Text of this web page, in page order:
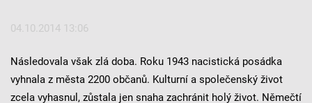
04.10.2014 13:06
Následovala však zlá doba. Roku 1943 nacistická posádka
vyhnala z města 2200 občanů. Kulturní a společenský život
zcela vyhasnul, zůstala jen snaha zachránit holý život. Němečtí